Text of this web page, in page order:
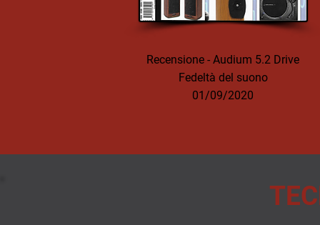
Recensione - Audium 5.2 Drive
Fedeltà del suono
01/09/2020